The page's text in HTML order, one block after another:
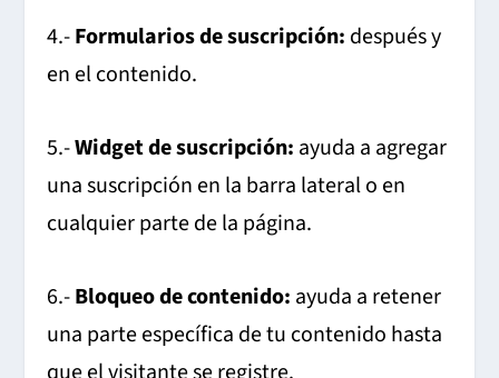
4.-Formularios de suscripción: después y
en el contenido.
5.-Widget de suscripción: ayuda a agregar
una suscripción en la barra lateral o en
cualquier parte de la página.
6.-Bloqueo de contenido: ayuda a retener
una parte específica de tu contenido hasta